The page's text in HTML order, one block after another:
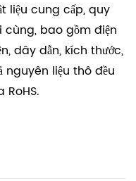
liệu cung cấp, quy
cùng, bao gồm điện
dây dẫn, kích thước,
nguyên liệu thô đều